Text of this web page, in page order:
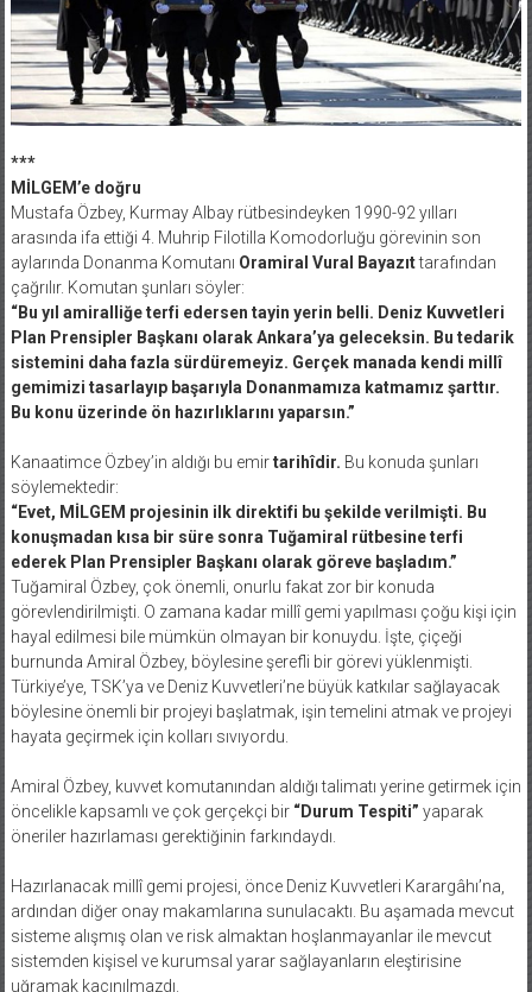
***
MİLGEM’e doğru
Mustafa Özbey, Kurmay Albay rütbesindeyken 1990-92 yılları
arasında ifa ettiği 4. Muhrip Filotilla Komodorluğu görevinin son
aylarında Donanma Komutanı Oramiral Vural Bayazıttarafından
çağrılır. Komutan şunları söyler:
“Bu yıl amiralliğe terfi edersen tayin yerin belli. Deniz Kuvvetleri
Plan Prensipler Başkanı olarak Ankara’ya geleceksin. Bu tedarik
sistemini daha fazla sürdüremeyiz. Gerçek manada kendi millî
gemimizi tasarlayıp başarıyla Donanmamıza katmamız şarttır.
Bu konu üzerinde ön hazırlıklarını yaparsın.”
Kanaatimce Özbey’in aldığı bu emirtarihîdir. Bu konuda şunları
söylemektedir:
“Evet, MİLGEM projesinin ilk direktifi bu şekilde verilmişti. Bu
konuşmadan kısa bir süre sonra Tuğamiral rütbesine terfi
ederek Plan Prensipler Başkanı olarak göreve başladım.”
Tuğamiral Özbey, çok önemli, onurlu fakat zor bir konuda
görevlendirilmişti. O zamana kadar millî gemi yapılması çoğu kişi için
hayal edilmesi bile mümkün olmayan bir konuydu. İşte, çiçeği
burnunda Amiral Özbey, böylesine şerefli bir görevi yüklenmişti.
Türkiye’ye, TSK’ya ve Deniz Kuvvetleri’ne büyük katkılar sağlayacak
böylesine önemli bir projeyi başlatmak, işin temelini atmak ve projeyi
hayata geçirmek için kolları sıvıyordu.
Amiral Özbey, kuvvet komutanından aldığı talimatı yerine getirmek için
öncelikle kapsamlı ve çok gerçekçi bir “Durum Tespiti” yaparak
öneriler hazırlaması gerektiğinin farkındaydı.
Hazırlanacak millî gemi projesi, önce Deniz Kuvvetleri Karargâhı’na,
ardından diğer onay makamlarına sunulacaktı. Bu aşamada mevcut
sisteme alışmış olan ve risk almaktan hoşlanmayanlar ile mevcut
sistemden kişisel ve kurumsal yarar sağlayanların eleştirisine
uğramak kaçınılmazdı.